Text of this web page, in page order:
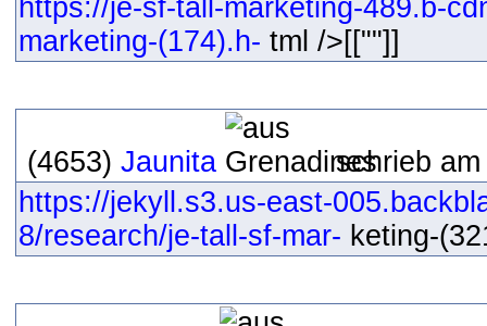
https://je-sf-tall-marketing-489.b-
marketing-(174).h- tml />[[""]]
(4653) Jaunita
schrieb
https://jekyll.s3.us-east-
8/research/je-tall-sf-mar- keting-